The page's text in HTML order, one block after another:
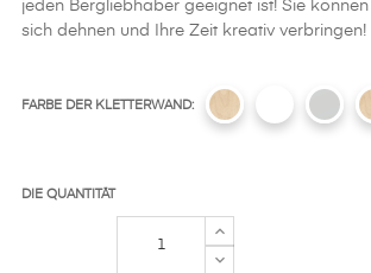
jeden Bergliebhaber geeignet ist! Sie
sich dehnen und Ihre Zeit kreativ verbringen!
FARBE DER KLETTERWAND:
DIE QUANTITÄT